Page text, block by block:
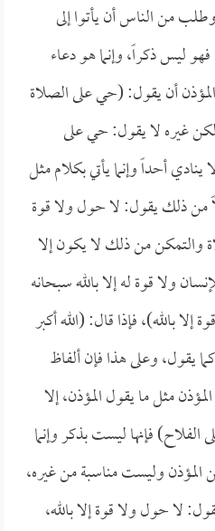
من الناس أن يأتوا إلى
ليس ذكراً، وإنما هو دعاء
أن يقول: (حي على الصلاة
غيره لا يقول: حي على
أحداً وإنما يأتي بكلام مثل
من ذلك يقول: لا حول ولا قوة
والتمكن من ذلك لا يكون إلا
ولا قوة له إلا بالله سبحانه
بالله)، فإذا قال: (الله أكبر
كما يقول، وعلى هذا فإن ألفاظ
مثل ما يقول المؤذن، إلا
فإنها ليست بذكر وإنما
وليست مناسبة من غيره،
لا حول ولا قوة إلا بالله،